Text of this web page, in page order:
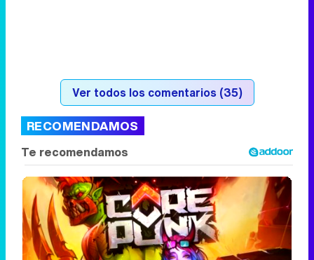
Ver todos los comentarios (35)
RECOMENDAMOS